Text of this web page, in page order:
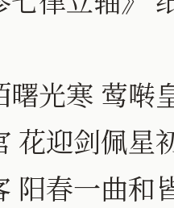
光寒 莺啭
花迎剑佩星
阳春一